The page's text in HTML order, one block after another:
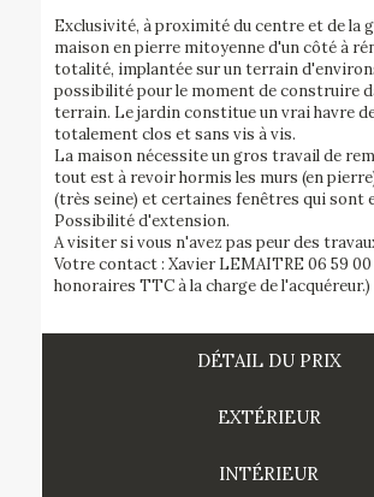
Exclusivité, à proximité du centre et de la
maison en pierre mitoyenne d'un côté à
totalité, implantée sur un terrain
possibilité pour le moment de construire
terrain. Le jardin constitue un vrai havre
totalement clos et sans vis à vis.
La maison nécessite un gros travail de
tout est à revoir hormis les murs (en
(très seine) et certaines fenêtres qui sont
Possibilité d'extension.
A visiter si vous n'avez pas peur des
Votre contact : Xavier LEMAITRE 06 59 00
honoraires TTC à la charge de l'acquéreur.)
DÉTAIL DU PRIX
EXTÉRIEUR
INTÉRIEUR